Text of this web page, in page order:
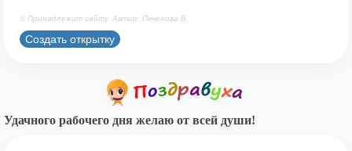
© Принадлежит сайту. Автор: Печенова В.
Создать открытку
Удачного рабочего дня желаю от всей души!